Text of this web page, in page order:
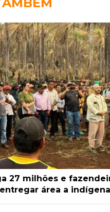
27 milhões e
área a